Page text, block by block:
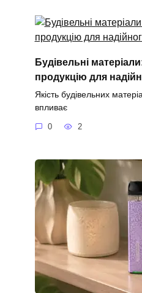
Будівельні
продукцію для
Якість будівельних
впливає
0 2